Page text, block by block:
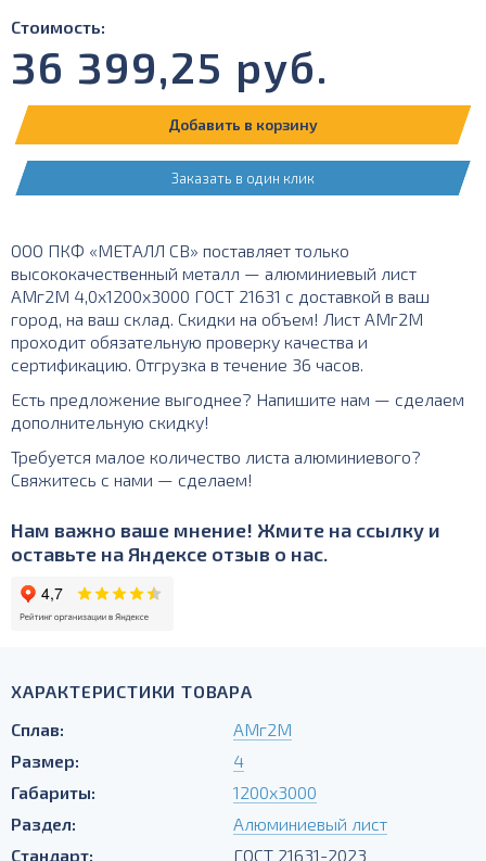
Стоимость:
36 399,25 руб.
Добавить в корзину
Заказать в один клик
ООО ПКФ «МЕТАЛЛ СВ» поставляет только
высококачественный металл — алюминиевый лист
АМг2М 4,0х1200х3000 ГОСТ 21631 с доставкой в ваш
город, на ваш склад. Скидки на объем! Лист АМг2М
проходит обязательную проверку качества и
сертификацию. Отгрузка в течение 36 часов.
Есть предложение выгоднее? Напишите нам — сделаем
дополнительную скидку!
Требуется малое количество листа алюминиевого?
Свяжитесь с нами — сделаем!
Нам важно ваше мнение! Жмите на ссылку и
оставьте на Яндексе отзыв о нас.
ХАРАКТЕРИСТИКИ ТОВАРА
Сплав:
АМг2М
Размер:
4
Габариты:
1200х3000
Раздел:
Алюминиевый лист
Стандарт:
ГОСТ 21631-2023